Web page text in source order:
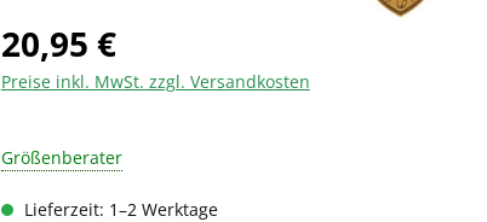
20,95 €
Preise inkl. MwSt. zzgl. Versandkosten
Größenberater
Lieferzeit: 1–2 Werktage